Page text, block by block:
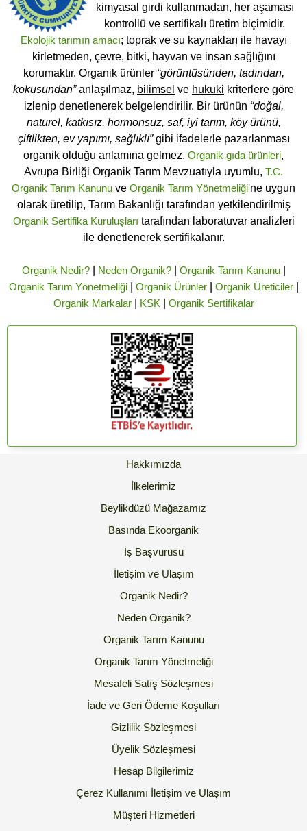
kimyasal girdi kullanmadan, her aşaması
kontrollü ve sertifikalı üretim biçimidir.
Ekolojik tarımın amacı; toprak ve su kaynakları ile havayı
kirletmeden, çevre, bitki, hayvan ve insan sağlığını
korumaktır. Organik ürünler “görüntüsünden, tadından,
kokusundan”anlaşılmaz, bilimsel ve hukuki kriterlere göre
izlenip denetlenerek belgelendirilir. Bir ürünün “doğal,
naturel, katkısız, hormonsuz, saf, iyi tarım, köy ürünü,
çiftlikten, ev yapımı, sağlıklı”gibi ifadelerle pazarlanması
organik olduğu anlamına gelmez. Organik gıda ürünleri,
Avrupa Birliği Organik Tarım Mevzuatıyla uyumlu, T.C.
Organik Tarım Kanunu ve Organik Tarım Yönetmeliği'ne uygun
olarak üretilip, Tarım Bakanlığı tarafından yetkilendirilmiş
Organik Sertifika Kuruluşları tarafından laboratuvar analizleri
ile denetlenerek sertifikalanır.
Organik Nedir?| Neden Organik?| Organik Tarım Kanunu|
Organik Tarım Yönetmeliği| Organik Ürünler| Organik Üreticiler|
Organik Markalar| KSK Organik Sertifikalar
Hakkımızda
İlkelerimiz
Beylikdüzü Mağazamız
Basında Ekoorganik
İş Başvurusu
İletişim ve Ulaşım
Organik Nedir?
Neden Organik?
Organik Tarım Kanunu
Organik Tarım Yönetmeliği
Mesafeli Satış Sözleşmesi
İade ve Geri Ödeme Koşulları
Gizlilik Sözleşmesi
Üyelik Sözleşmesi
Hesap Bilgilerimiz
Çerez Kullanımı İletişim ve Ulaşım
Müşteri Hizmetleri